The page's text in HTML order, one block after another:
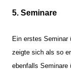
5. Seminare
Ein erstes Seminar
zeigte sich als so
ebenfalls Seminare